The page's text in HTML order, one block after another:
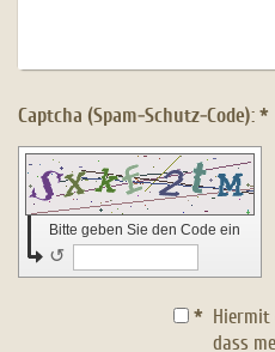
Captcha (Spam-Schutz-Code): *
Bitte geben Sie den Code ein
↺
* Hiermit
dass